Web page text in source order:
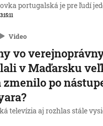
portugalská je pre ľudí
Video
vo
v Maďarsku
zmenilo po
televízia aj rozhlas stále